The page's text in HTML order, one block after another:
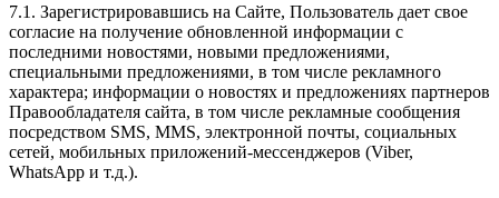
7.1. Зарегистрировавшись на Сайте, Пользователь дает свое
согласие на получение обновленной информации с
последними новостями, новыми предложениями,
специальными предложениями, в том числе рекламного
характера; информации о новостях и предложениях партнеров
Правообладателя сайта, в том числе рекламные сообщения
посредством SMS, MMS, электронной почты, социальных
сетей, мобильных приложений-мессенджеров (Viber,
WhatsApp и т.д.).